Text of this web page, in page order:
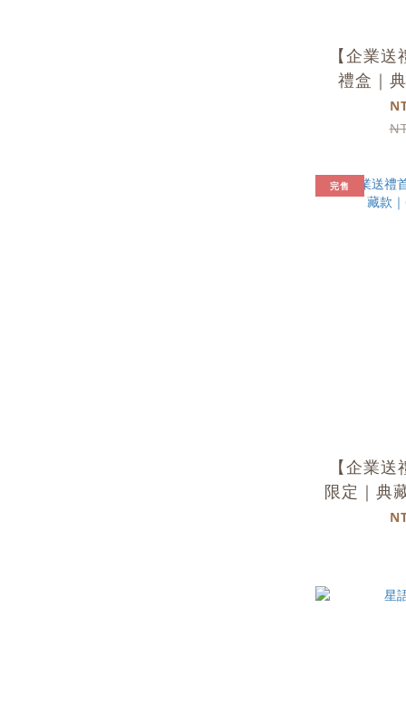
【企業
禮盒｜
入
完售
【企業
限定｜典